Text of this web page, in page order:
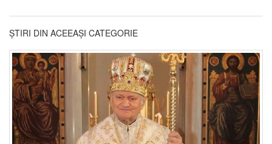
ȘTIRI DIN ACEEAȘI CATEGORIE